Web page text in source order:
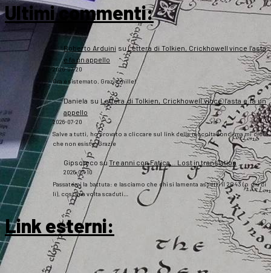
Ultimi commenti:
Roberto Arduini suLettera di Tolkien, Crickhowell vince l’asta
e fa un appello
2026-07-20
Ora è sistemato. Grazie mille!
Daniela su Lettera di Tolkien, Crickhowell vince l’asta e fa un
appello
2026-07-20
Salve a tutti, ho provato a cliccare sul link della raccolta fondi ma mi dice
che non esiste. Grazie
Gipsoteco su Tre anni con Fatica… Lost in translation
2026-07-10
Passatemi la battuta: e lasciamo che chi si lamenta aspetti il 2043 (o giù di
lì), così una volta scaduti…
Link esterni: